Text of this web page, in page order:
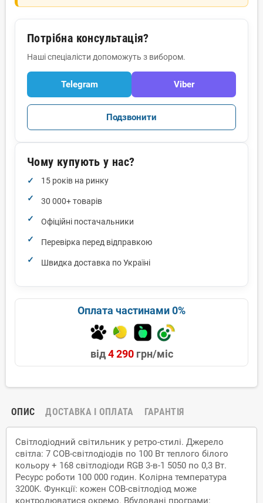
Потрібна консультація?
Наші спеціалісти допоможуть з вибором.
Telegram Viber
Подзвонити
Чому купують у нас?
15 років на ринку
30 000+ товарів
Офіційні постачальники
Перевірка перед відправкою
Швидка доставка по Україні
Оплата частинами 0%
від4 290грн/міс
ОПИС ДОСТАВКА І ОПЛАТА ГАРАНТІЯ
Світлодіодний світильник у ретро-стилі. Джерело
світла: 7 COB-світлодіодів по 100 Вт теплого білого
кольору + 168 світлодіоди RGB 3-в-1 5050 по 0,3 Вт.
Ресурс роботи 100 000 годин. Колірна температура
3200K. Функції: кожен COB-світлодіод може